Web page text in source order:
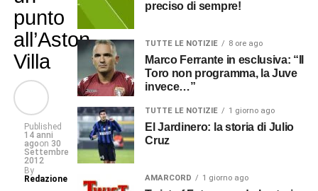
punto
all’Aston
Villa
Published
14 anni
agoon 30
Settembre
2012
By
Redazione
preciso di sempre!
TUTTE LE NOTIZIE 8 ore ago
Marco Ferrante in esclusiva: “Il
Toro non programma, la Juve
invece…”
TUTTE LE NOTIZIE 1 giorno ago
El Jardinero: la storia di Julio
Cruz
AMARCORD 1 giorno ago